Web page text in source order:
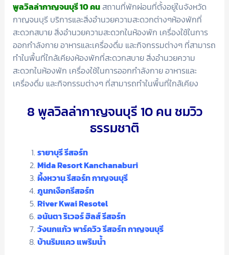
พูลวิลล่ากาญจนบุรี 10 คนสถานที่พักผ่อนที่ตั้งอยู่ในจังหวัด
กาญจนบุรี บริการและสิ่งอำนวยความสะดวกต่างๆห้องพักที่
สะดวกสบาย สิ่งอำนวยความสะดวกในห้องพัก เครื่องใช้ในการ
ออกกำลังกาย อาหารและเครื่องดื่ม และกิจกรรมต่างๆ ที่สามารถ
ทำในพื้นที่ใกล้เคียงห้องพักที่สะดวกสบาย สิ่งอำนวยความ
สะดวกในห้องพัก เครื่องใช้ในการออกกำลังกาย อาหารและ
เครื่องดื่ม และกิจกรรมต่างๆ ที่สามารถทำในพื้นที่ใกล้เคียง
8 พูลวิลล่ากาญจนบุรี 10 คน ชมวิว
ธรรมชาติ
รายาบุรี รีสอร์ท
Mida Resort Kanchanaburi
ผึ้งหวาน รีสอร์ท กาญจนบุรี
ภูนกเงือกรีสอร์ท
River Kwai Resotel
อนันตา ริเวอร์ ฮิลส์ รีสอร์ท
วังนกแก้ว พาร์ควิว รีสอร์ท กาญจนบุรี
บ้านริมแคว แพริมน้ำ